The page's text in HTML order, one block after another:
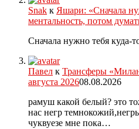
Snak к Яшари: «Сначала
ментальность, потом
Сначала нужно тебя куда-
Павел к Трансферы
августа 202608.08.2026
рамуш какой белый? это
нас негр
чуквуезе мне пока…